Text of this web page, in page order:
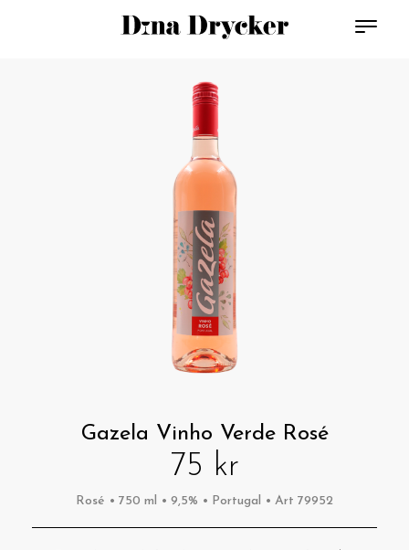
Gazela Vinho Verde Rosé
75 kr
Rosé • 750 ml • 9,5% • Portugal • Art 79952